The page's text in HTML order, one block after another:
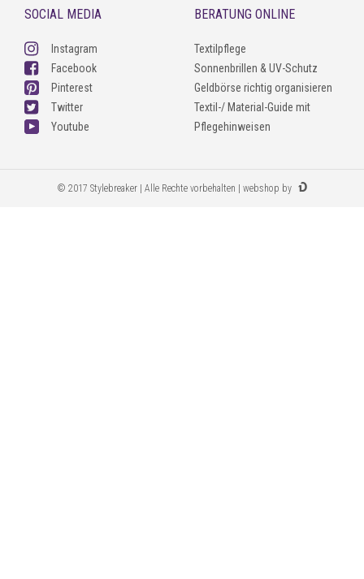
SOCIAL MEDIA
Instagram
Facebook
Pinterest
Twitter
Youtube
BERATUNG ONLINE
Textilpflege
Sonnenbrillen & UV-Schutz
Geldbörse richtig organisieren
Textil-/ Material-Guide mit
Pflegehinweisen
© 2017 Stylebreaker | Alle Rechte vorbehalten | webshop by